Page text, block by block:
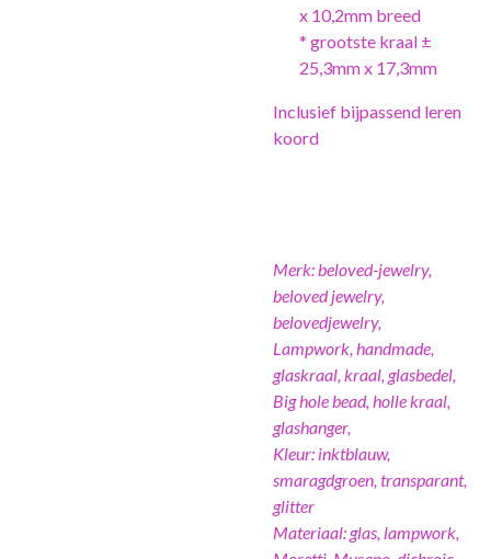
x 10,2mm breed
* grootste kraal ±
25,3mm x 17,3mm
Inclusief bijpassend leren
koord
Merk: beloved-jewelry,
beloved jewelry,
belovedjewelry,
Lampwork, handmade,
glaskraal, kraal, glasbedel,
Big hole bead, holle kraal,
glashanger,
Kleur: inktblauw,
smaragdgroen, transparant,
glitter
Materiaal: glas, lampwork,